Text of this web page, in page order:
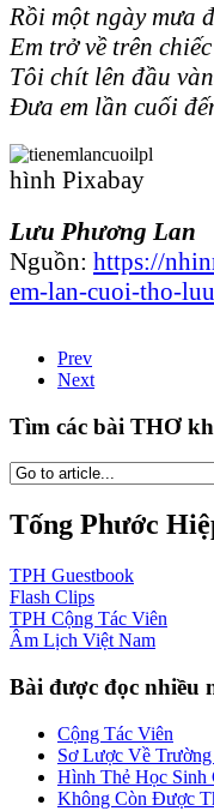
Rồi một ngày mưa
Em trở về trên
Tôi chít lên đầu
Đưa em lần cuối
hình Pixabay
Lưu Phương Lan
Nguồn: https://
em-lan-cuoi-tho-
Prev
Next
Tìm các bài THƠ
Tống Phước
TPH Guestbook
Flash Clips
TPH Cộng Tác Viên
Âm Lịch Việt Nam
Bài được đọc nhiều
Cộng Tác Viên
Sơ Lược Về
Hình Thẻ Học Sinh
Không Còn Được